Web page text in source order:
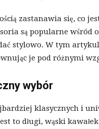
zastanawia się, co
są popularne wśród
stylowo. W tym
je pod różnymi
wybór
klasycznych i
to długi, wąski